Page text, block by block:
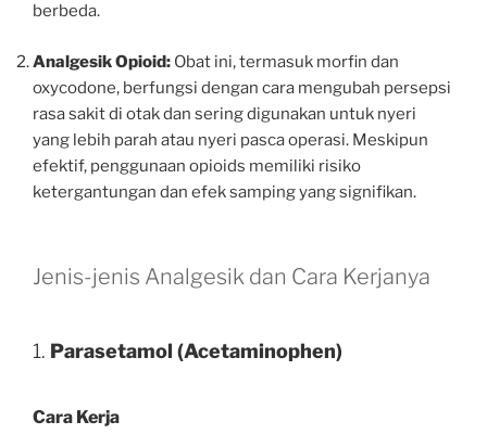
berbeda.
Analgesik Opioid: Obat ini, termasuk morfin dan
oxycodone, berfungsi dengan cara mengubah persepsi
rasa sakit di otak dan sering digunakan untuk nyeri
yang lebih parah atau nyeri pasca operasi. Meskipun
efektif, penggunaan opioids memiliki risiko
ketergantungan dan efek samping yang signifikan.
Jenis-jenis Analgesik dan Cara Kerjanya
1. Parasetamol (Acetaminophen)
Cara Kerja